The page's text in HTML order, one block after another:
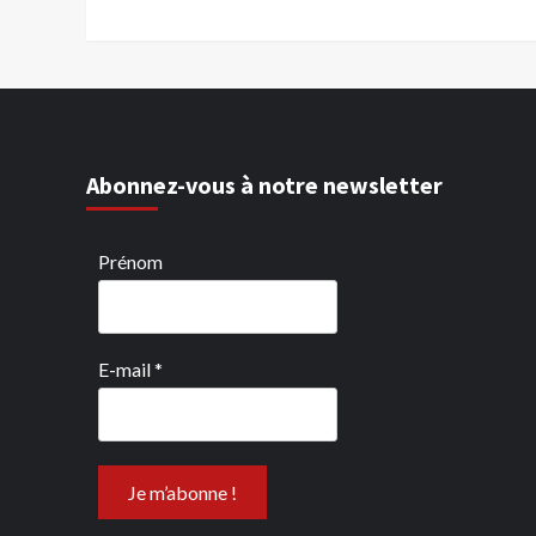
Abonnez-vous à notre newsletter
Prénom
E-mail*